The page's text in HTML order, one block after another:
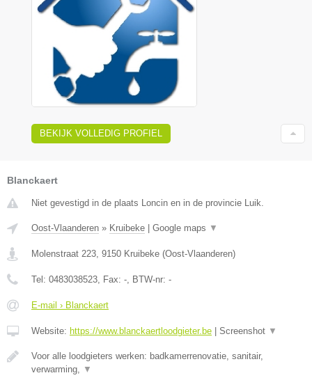
BEKIJK VOLLEDIG PROFIEL
Blanckaert
Niet gevestigd in de plaats Loncin en in de provincie Luik.
Oost-Vlaanderen » Kruibeke Google maps ▼
Molenstraat 223 9150 Kruibeke (Oost-Vlaanderen)
Tel: 0483038523 , Fax: - , BTW-nr: -
E-mail › Blanckaert
Website: https://www.blanckaertloodgieter.be Screenshot ▼
Voor alle loodgieters werken: badkamerrenovatie, sanitair,
verwarming,
▼